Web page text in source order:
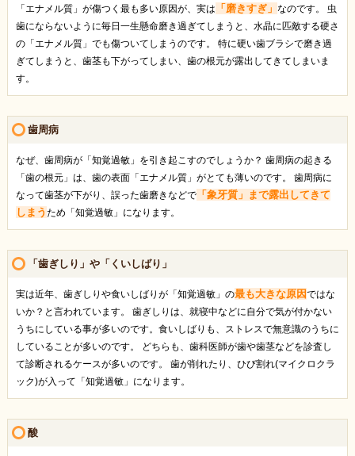
「エナメル質」が傷つく最も多い原因が、実は 「磨きすぎ」 なのです。 虫
歯にならないように毎日一生懸命磨き過ぎてしまうと、水晶に匹敵する硬さ
の「エナメル質」でも傷ついてしまうのです。 特に硬い歯ブラシで磨き過
ぎてしまうと、歯茎も下がってしまい、歯の根元が露出してきてしまいま
す。
歯周病
なぜ、歯周病が「知覚過敏」を引き起こすのでしょうか？ 歯周病の起きる
「歯の根元」は、歯の表面「エナメル質」がとても薄いのです。 歯周病に
なって歯茎が下がり、誤った歯磨きなどで「象牙質」まで露出してきて
しまう ため「知覚過敏」になります。
「歯ぎしり」や「くいしばり」
実は近年、歯ぎしりや食いしばりが「知覚過敏」の最も大きな原因ではな
いか？と言われています。 歯ぎしりは、就寝中などに自分で気が付かない
うちにしている事が多いのです。食いしばりも、ストレスで無意識のうちに
していることが多いのです。 どちらも、歯科医師が歯や歯茎などを診査し
て診断されるケースが多いのです。 歯が削れたり、ひび割れ(マイクロクラ
ック)が入って「知覚過敏」になります。
酸